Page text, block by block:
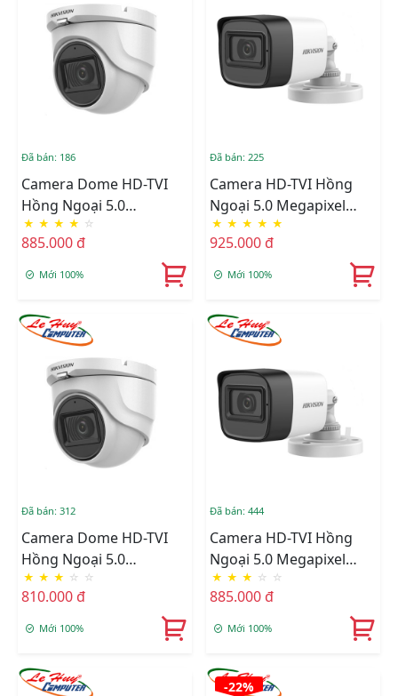
Đã bán: 186
Camera Dome HD-TVI
Hồng Ngoại 5.0
Megapixel HIKVISION
DS-2CE76H0T-ITMFS
★ ★ ★ ★ ☆
885.000 đ
Mới 100%
Đã bán: 225
Camera HD-TVI Hồng
Ngoại 5.0 Megapixel
HIKVISION DS-
2CE16H0T-ITFS
★ ★ ★ ★ ★
925.000 đ
Mới 100%
Đã bán: 312
Camera Dome HD-TVI
Hồng Ngoại 5.0
Megapixel HIKVISION
DS-2CE76H0T-ITPFS
★ ★ ★ ☆ ☆
810.000 đ
Mới 100%
Đã bán: 444
Camera HD-TVI Hồng
Ngoại 5.0 Megapixel
HIKVISION DS-
2CE16H0T-ITPFS
★ ★ ★ ☆ ☆
885.000 đ
Mới 100%
-22%